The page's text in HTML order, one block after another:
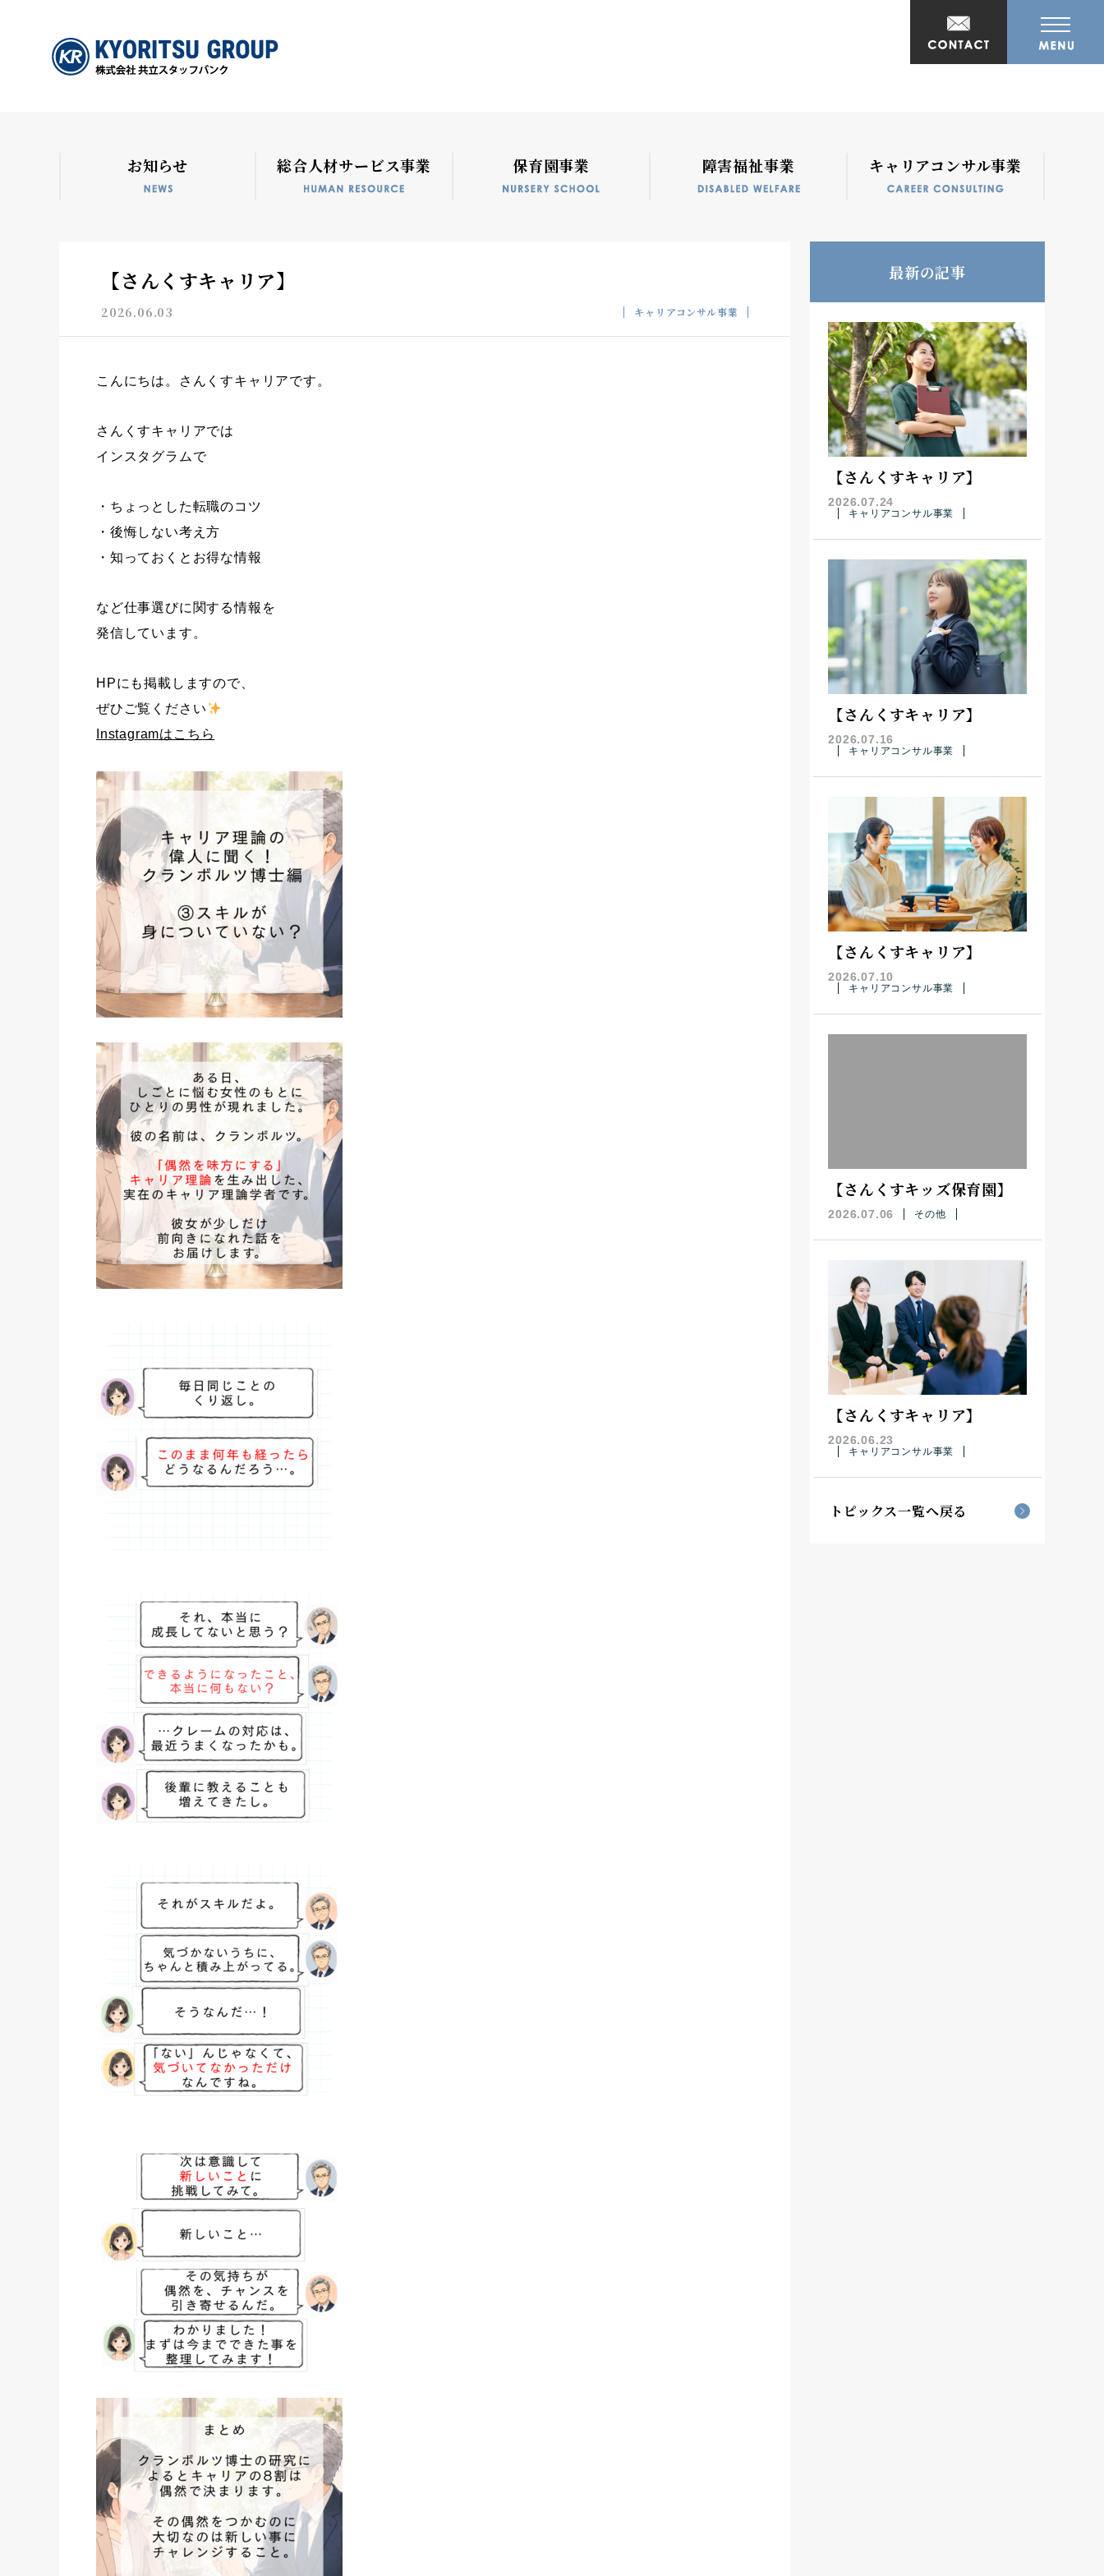
お知らせ 総合人材サービス事業 保育園事業 障害福祉事業 キャリアコンサル事業
【さんくすキャリア】
2026.06.03 キャリアコンサル事業
こんにちは。さんくすキャリアです。
さんくすキャリアでは
インスタグラムで
・ちょっとした転職のコツ
・後悔しない考え方
・知っておくとお得な情報
など仕事選びに関する情報を
発信しています。
HPにも掲載しますので、
ぜひご覧ください
Instagramはこちら
最新の記事
【さんくすキャリア】
2026.07.24
キャリアコンサル事業
【さんくすキャリア】
2026.07.16
キャリアコンサル事業
【さんくすキャリア】
2026.07.10
キャリアコンサル事業
【さんくすキッズ保育園】
2026.07.06 その他
【さんくすキャリア】
2026.06.23
キャリアコンサル事業
トピックス一覧へ戻る